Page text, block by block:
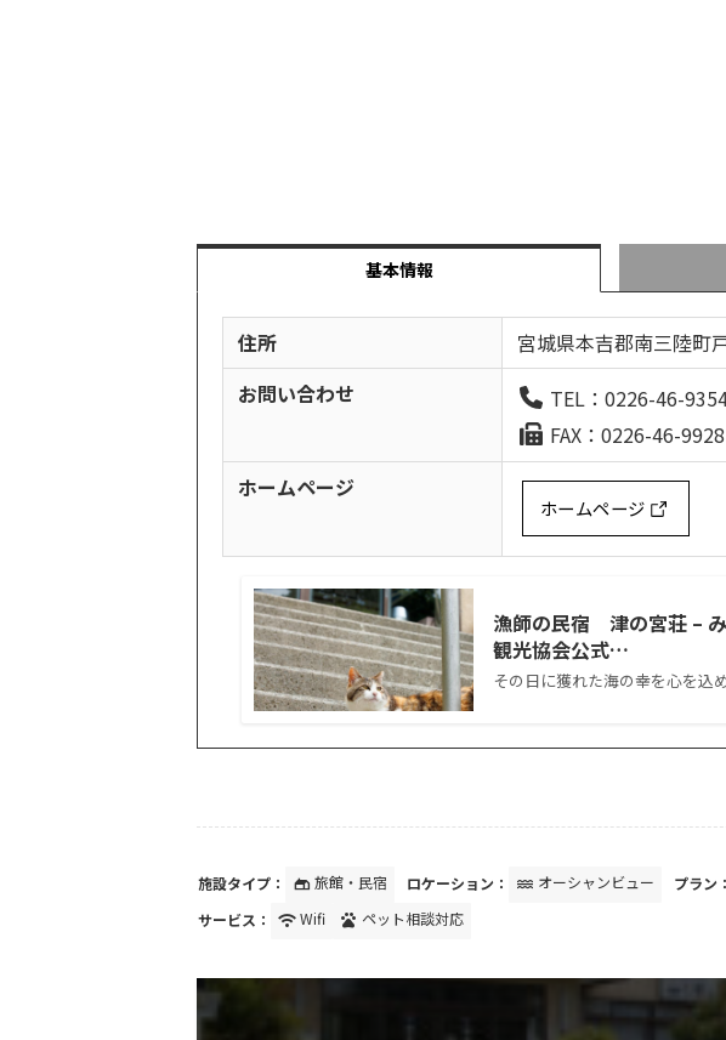
基本情報
住所
宮城県本吉郡南三陸町
お問い合わせ
TEL：0226-46-
FAX：0226-46-9928
ホームページ
ホームページ
漁師の民宿 津の宮荘 –
観光協会公式…
その日に獲れた海の幸を心を込
施設タイプ： gite 旅館・民宿 ロケーション： water オーシャンビュー プラン：
サービス：
wifiWifi pets ペット相談対応